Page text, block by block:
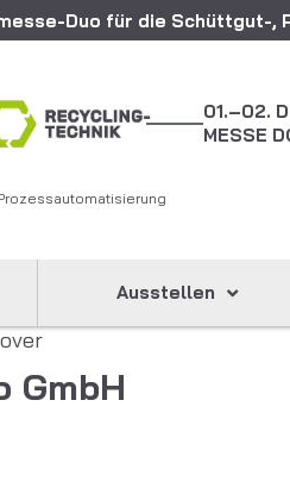
Duo für die Schüttgut-
01.–02.
MESSE
Ausstellen
GmbH